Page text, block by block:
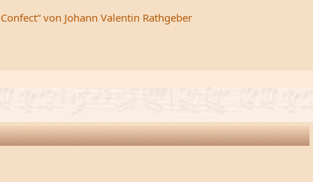
von Johann Valentin Rathgeber